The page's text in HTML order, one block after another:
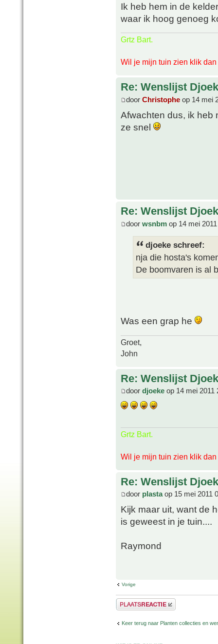
Ik heb hem in de
waar ik hoog genoeg
Grtz Bart.
Wil je mijn tuin zien klik dan
Re: Wenslijst
door Christophe op 14 mei
Afwachten dus, ik heb
ze snel
Re: Wenslijst
door wsnbm op 14 mei
djoeke schreef:
nja die hosta's
De boomvaren is al
Was een grap he
Groet,
John
Re: Wenslijst
door djoeke op 14 mei 2011
Grtz Bart.
Wil je mijn tuin zien klik dan
Re: Wenslijst
door plastaop 15 mei 2011
Kijk maar uit, want de
is geweest in je tuin....
Raymond
Vorige
Plaats een reactie
Keer terug naar Planten collecties en